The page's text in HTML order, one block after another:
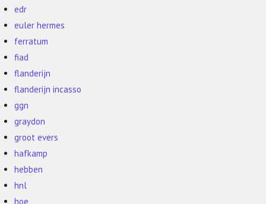
edr
euler hermes
ferratum
fiad
flanderijn
flanderijn incasso
ggn
graydon
groot evers
hafkamp
hebben
hnl
hoe